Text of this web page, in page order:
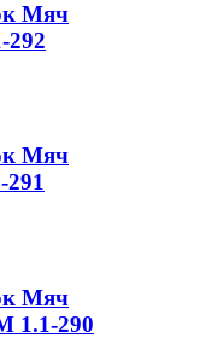
Мяч
Мяч
Мяч
1.1-290